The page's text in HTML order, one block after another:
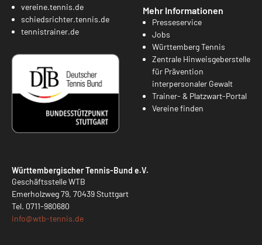
vereine.tennis.de
schiedsrichter.tennis.de
tennistrainer.de
Mehr Informationen
Presseservice
Jobs
Württemberg Tennis
Zentrale Hinweisgeberstelle
für Prävention
interpersonaler Gewalt
Trainer- & Platzwart-Portal
Vereine finden
Württembergischer Tennis-Bund e.V.
Geschäftsstelle WTB
Emerholzweg 79, 70439 Stuttgart
Tel. 0711-980680
info@wtb-tennis.de